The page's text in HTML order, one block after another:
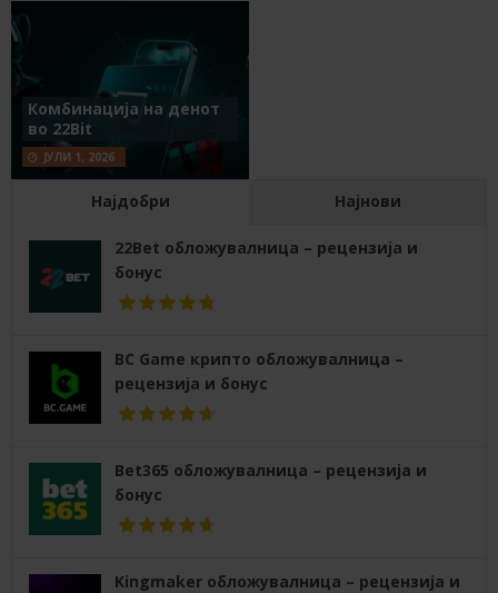
Комбинација на денот
во 22Bit
ЈУЛИ 1, 2026
Најдобри Најнови
22Bet обложувалница – рецензија и
бонус
BC Game крипто обложувалница –
рецензија и бонус
Bet365 обложувалница – рецензија и
бонус
Kingmaker обложувалница – рецензија и